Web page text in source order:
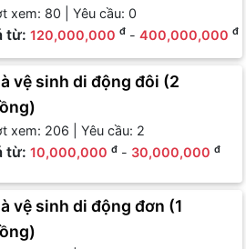
xem: 80 | Yêu cầu: 0
từ: 120,000,000 đ - 400,000,000 đ
vệ sinh di động đôi (2
xem: 206 | Yêu cầu: 2
từ: 10,000,000 đ - 30,000,000 đ
vệ sinh di động đơn (1